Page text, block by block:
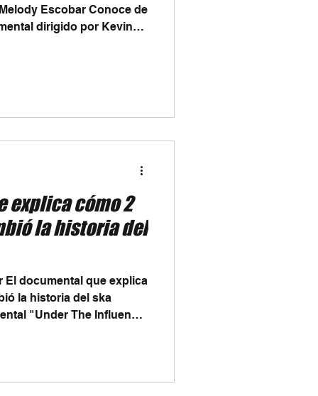
Escobar Conoce de
dirigido por Kevin
explica cómo 2
la historia del
El documental que explica
la historia del ska
"Under The Influence
de los 80 y 90. Para